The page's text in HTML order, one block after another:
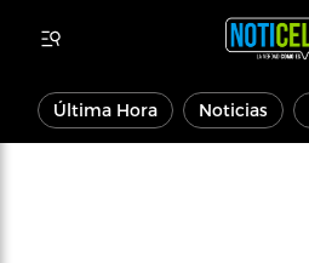
Última Hora Noticias